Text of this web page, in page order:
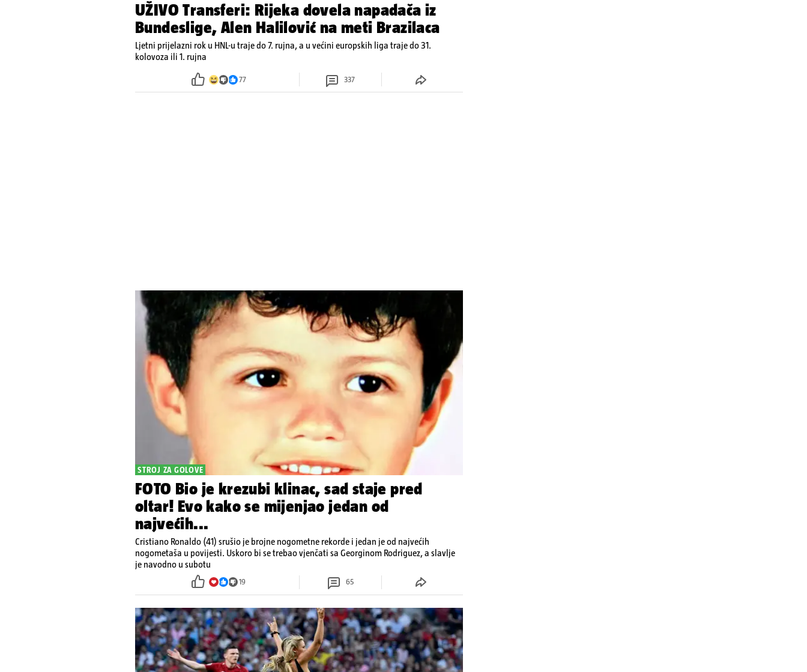
UŽIVO Transferi: Rijeka dovela napadača iz
Bundeslige, Alen Halilović na meti Brazilaca
Ljetni prijelazni rok u HNL-u traje do 7. rujna, a u većini europskih liga traje do 31.
kolovoza ili 1. rujna
77 337
STROJ ZA GOLOVE
FOTO Bio je krezubi klinac, sad staje pred
oltar! Evo kako se mijenjao jedan od
najvećih...
Cristiano Ronaldo (41) srušio je brojne nogometne rekorde i jedan je od najvećih
nogometaša u povijesti. Uskoro bi se trebao vjenčati sa Georginom Rodriguez, a slavlje
je navodno u subotu
19 65